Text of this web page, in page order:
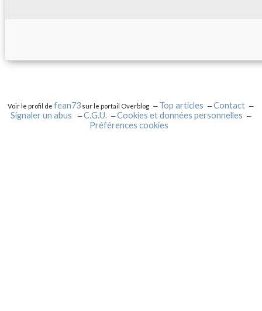
Voir le profil defean73 sur le portail Overblog Top articles
Contact
Signaler un abus
C.G.U.
Cookies et données personnelles
Préférences cookies